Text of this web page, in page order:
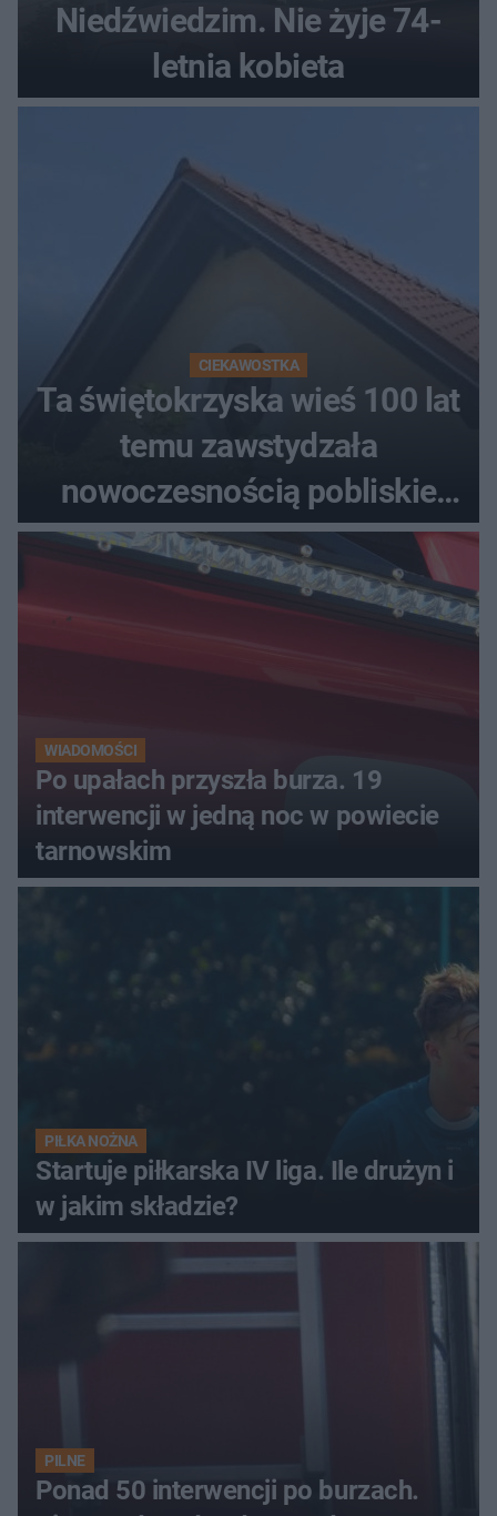
Niedźwiedzim. Nie żyje 74-
letnia kobieta
CIEKAWOSTKA
Ta świętokrzyska wieś 100 lat
temu zawstydzała
nowoczesnością pobliskie
miasta. Prąd, telefon i
luksusowa auta
WIADOMOŚCI
Po upałach przyszła burza. 19
interwencji w jedną noc w powiecie
tarnowskim
PIŁKA NOŻNA
Startuje piłkarska IV liga. Ile drużyn i
w jakim składzie?
PILNE
Ponad 50 interwencji po burzach.